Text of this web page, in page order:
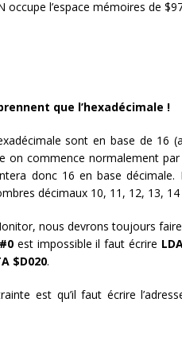
l’espace mémoires de
que l’hexadécimale !
sont en base de 16
on commence normalement par
donc 16 en base
décimaux 10, 11, 12, 13, 14
nous devrons toujours
est impossible il faut écrire
$D020.
est qu’il faut écrire